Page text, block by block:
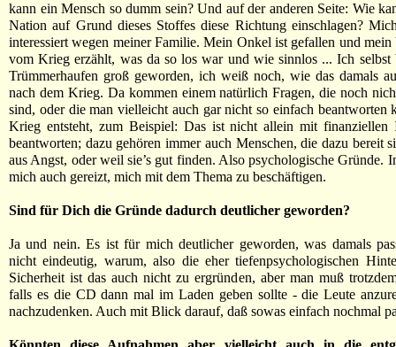
kann ein Mensch so dumm sein? Und auf der anderen Seite: Wie
Nation auf Grund dieses Stoffes diese Richtung einschlagen?
interessiert wegen meiner Familie. Mein Onkel ist gefallen und mein
vom Krieg erzählt, was da so los war und wie sinnlos ... Ich selbst
Trümmerhaufen groß geworden, ich weiß noch, wie das damals
nach dem Krieg. Da kommen einem natürlich Fragen, die noch
sind, oder die man vielleicht auch gar nicht so einfach beantworten
Krieg entsteht, zum Beispiel: Das ist nicht allein mit finanziellen
beantworten; dazu gehören immer auch Menschen, die dazu bereit
aus Angst, oder weil sie’s gut finden. Also psychologische Gründe.
mich auch gereizt, mich mit dem Thema zu beschäftigen.
Sind für Dich die Gründe dadurch deutlicher geworden?
Ja und nein. Es ist für mich deutlicher geworden, was damals
nicht eindeutig, warum, also die eher tiefenpsychologischen
Sicherheit ist das auch nicht zu ergründen, aber man muß
falls es die CD dann mal im Laden geben sollte - die Leute
nachzudenken. Auch mit Blick darauf, daß sowas einfach nochmal